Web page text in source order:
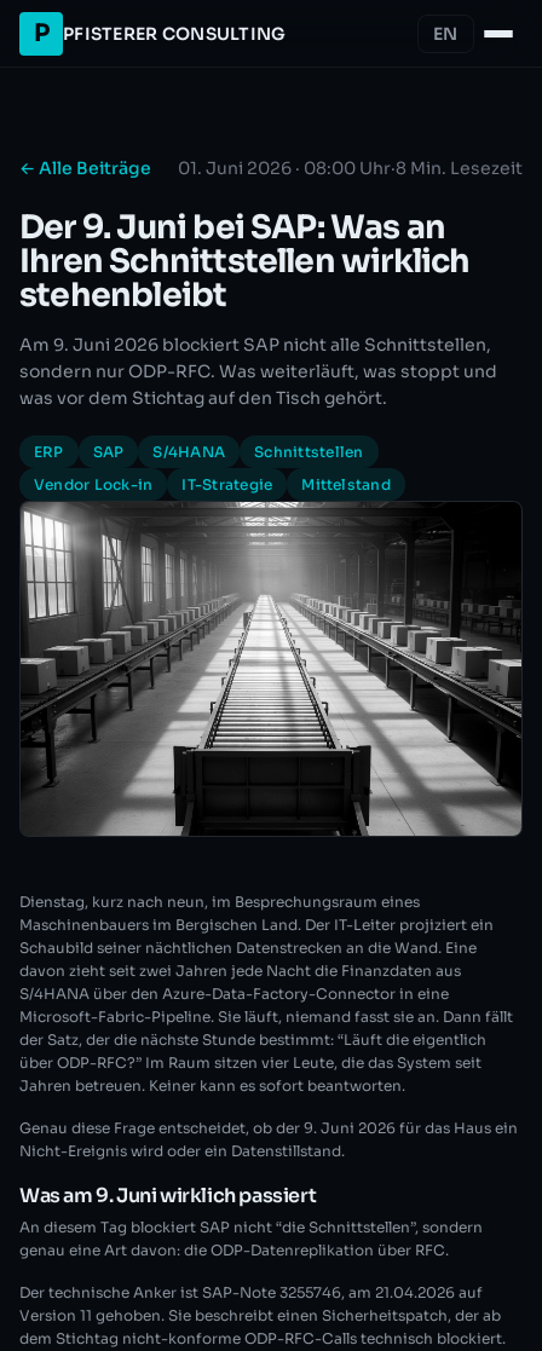
P PFISTERER CONSULTING EN
← Alle Beiträge 01. Juni 2026 · 08:00 Uhr·8 Min. Lesezeit
Der 9. Juni bei SAP: Was an
Ihren Schnittstellen wirklich
stehenbleibt
Am 9. Juni 2026 blockiert SAP nicht alle Schnittstellen,
sondern nur ODP-RFC. Was weiterläuft, was stoppt und
was vor dem Stichtag auf den Tisch gehört.
ERP SAP S/4HANA
Schnittstellen
Vendor Lock-in
IT-Strategie Mittelstand
Dienstag, kurz nach neun, im Besprechungsraum eines
Maschinenbauers im Bergischen Land. Der IT-Leiter projiziert ein
Schaubild seiner nächtlichen Datenstrecken an die Wand. Eine
davon zieht seit zwei Jahren jede Nacht die Finanzdaten aus
S/4HANA über den Azure-Data-Factory-Connector in eine
Microsoft-Fabric-Pipeline. Sie läuft, niemand fasst sie an. Dann fällt
der Satz, der die nächste Stunde bestimmt: “Läuft die eigentlich
über ODP-RFC?” Im Raum sitzen vier Leute, die das System seit
Jahren betreuen. Keiner kann es sofort beantworten.
Genau diese Frage entscheidet, ob der 9. Juni 2026 für das Haus ein
Nicht-Ereignis wird oder ein Datenstillstand.
Was am 9. Juni wirklich passiert
An diesem Tag blockiert SAP nicht “die Schnittstellen”, sondern
genau eine Art davon: die ODP-Datenreplikation über RFC.
Der technische Anker ist SAP-Note 3255746, am 21.04.2026 auf
Version 11 gehoben. Sie beschreibt einen Sicherheitspatch, der ab
dem Stichtag nicht-konforme ODP-RFC-Calls technisch blockiert.